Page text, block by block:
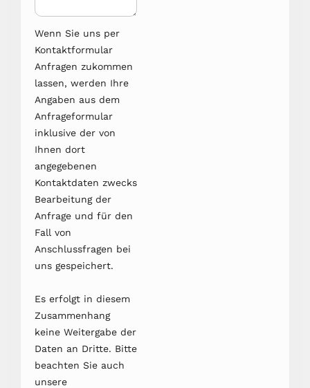
Wenn Sie uns per
Kontaktformular
Anfragen zukommen
lassen, werden Ihre
Angaben aus dem
Anfrageformular
inklusive der von
Ihnen dort
angegebenen
Kontaktdaten zwecks
Bearbeitung der
Anfrage und für den
Fall von
Anschlussfragen bei
uns gespeichert.
Es erfolgt in diesem
Zusammenhang
keine Weitergabe der
Daten an Dritte. Bitte
beachten Sie auch
unsere